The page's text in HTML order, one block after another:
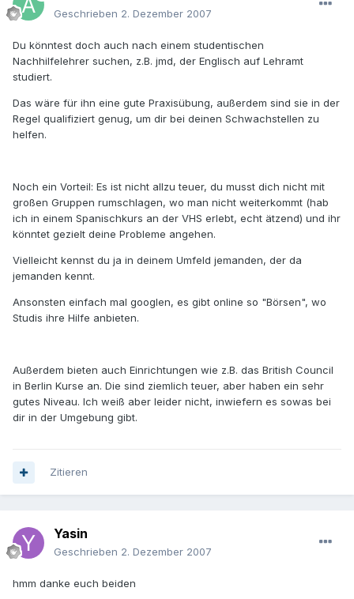
Geschrieben 2. Dezember 2007
Du könntest doch auch nach einem studentischen
Nachhilfelehrer suchen, z.B. jmd, der Englisch auf Lehramt
studiert.
Das wäre für ihn eine gute Praxisübung, außerdem sind sie in der
Regel qualifiziert genug, um dir bei deinen Schwachstellen zu
helfen.
Noch ein Vorteil: Es ist nicht allzu teuer, du musst dich nicht mit
großen Gruppen rumschlagen, wo man nicht weiterkommt (hab
ich in einem Spanischkurs an der VHS erlebt, echt ätzend) und ihr
könntet gezielt deine Probleme angehen.
Vielleicht kennst du ja in deinem Umfeld jemanden, der da
jemanden kennt.
Ansonsten einfach mal googlen, es gibt online so "Börsen", wo
Studis ihre Hilfe anbieten.
Außerdem bieten auch Einrichtungen wie z.B. das British Council
in Berlin Kurse an. Die sind ziemlich teuer, aber haben ein sehr
gutes Niveau. Ich weiß aber leider nicht, inwiefern es sowas bei
dir in der Umgebung gibt.
Zitieren
Yasin
Geschrieben 2. Dezember 2007
hmm danke euch beiden